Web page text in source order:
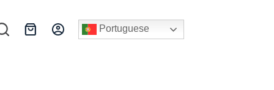
Carrinho
Portuguese